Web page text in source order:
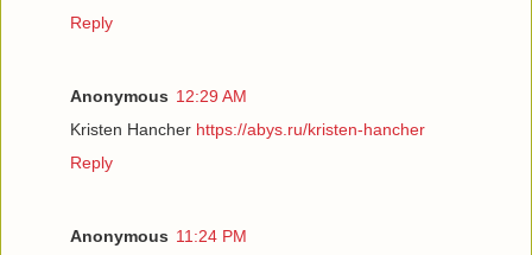
Reply
Anonymous 12:29 AM
Kristen Hancher https://abys.ru/kristen-hancher
Reply
Anonymous 11:24 PM